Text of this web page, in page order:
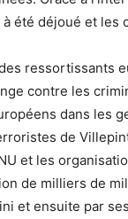
à été déjoué et
ressortissants
contre les
dans les
de
et les
de milliers de
et ensuite par